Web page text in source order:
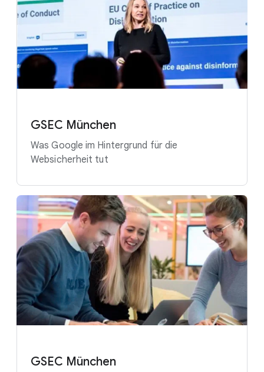
GSEC München
Was Google im Hintergrund für die
Websicherheit tut
GSEC München